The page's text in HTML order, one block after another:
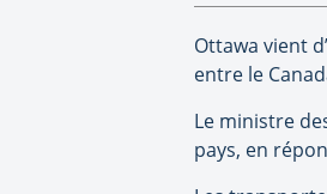
Ottawa vient
entre le
Le ministre
pays, en